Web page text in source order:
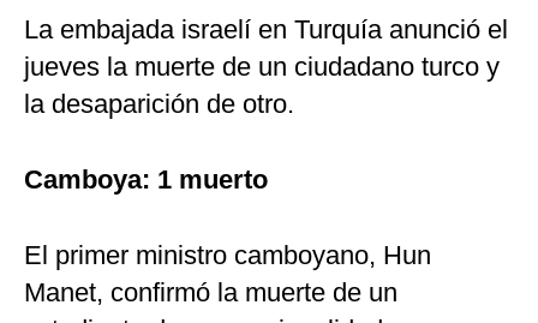
La embajada israelí en Turquía anunció el
jueves la muerte de un ciudadano turco y
la desaparición de otro.
Camboya: 1 muerto
El primer ministro camboyano, Hun
Manet, confirmó la muerte de un